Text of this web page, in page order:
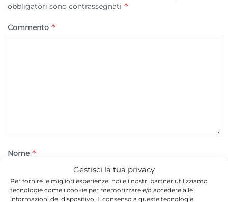
Gestisci la tua privacy
Per fornire le migliori esperienze, noi e i nostri partner utilizziamo
tecnologie come i cookie per memorizzare e/o accedere alle
informazioni del dispositivo. Il consenso a queste tecnologie
obbligatori sono contrassegnati *
Commento *
Nome *
Email*